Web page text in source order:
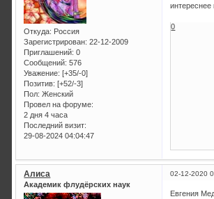
Откуда: Россия
Зарегистрирован: 22-12-2009
Приглашений: 0
Сообщений: 576
Уважение: [+35/-0]
Позитив: [+52/-3]
Пол: Женский
Провел на форуме:
2 дня 4 часа
Последний визит:
29-08-2024 04:04:47
интереснее
0
02-12-2020
Алиса
Академик флудёрских наук
Евгения